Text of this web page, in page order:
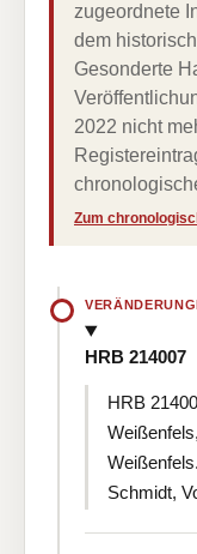
zugeordnete
dem
Gesonderte
2022 nicht
Zum
HRB 214007
HRB
Schmidt,